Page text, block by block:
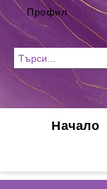
Профил
Начало